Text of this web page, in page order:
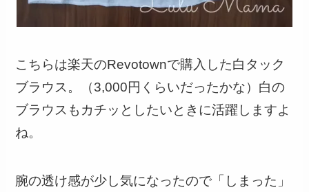
こちらは楽天のRevotownで購入した白タック
ブラウス。（3,000円くらいだったかな）白の
ブラウスもカチッとしたいときに活躍しますよ
ね。
腕の透け感が少し気になったので「しまった」